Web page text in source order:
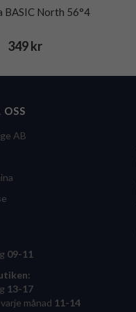
BASIC North 56°4
349 kr
AB
09-11
13-17
månad 11-14